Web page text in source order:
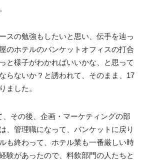
スの勉強もしたいと思い、伝手を辿っ
のホテルのバンケットオフィスの打合
と様子がわかればいいかな、と思って
らないか？と誘われて、そのまま、17
ました。
その後、企画・マーケティングの部
、管理職になって、バンケットに戻り
も終わって、ホテル業も一番厳しい時
験があったので、料飲部門の人たちと